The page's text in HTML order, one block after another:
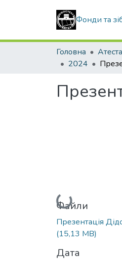
Фонди та
Головна
2024
Вантажиться...
Файли
Презентація
(15,13 MB)
Дата